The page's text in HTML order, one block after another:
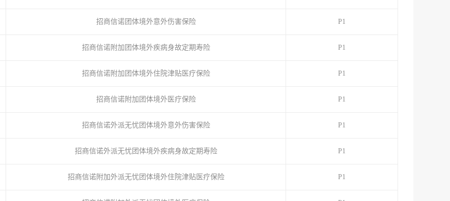
招商信诺团体境外意外伤害保险 P1
招商信诺附加团体境外疾病身故定期寿险 P1
招商信诺附加团体境外住院津贴医疗保险 P1
招商信诺附加团体境外医疗保险 P1
招商信诺外派无忧团体境外意外伤害保险 P1
招商信诺外派无忧团体境外疾病身故定期寿险 P1
招商信诺附加外派无忧团体境外住院津贴医疗保险 P1